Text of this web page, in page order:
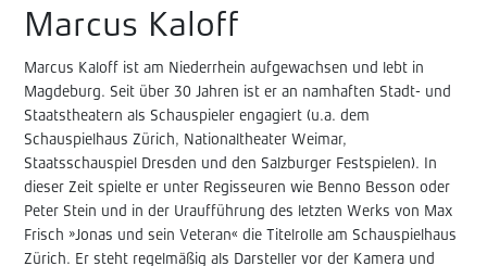
Marcus Kaloff
Marcus Kaloff ist am Niederrhein aufgewachsen und lebt in
Magdeburg. Seit über 30 Jahren ist er an namhaften Stadt- und
Staatstheatern als Schauspieler engagiert (u.a. dem
Schauspielhaus Zürich, Nationaltheater Weimar,
Staatsschauspiel Dresden und den Salzburger Festspielen). In
dieser Zeit spielte er unter Regisseuren wie Benno Besson oder
Peter Stein und in der Uraufführung des letzten Werks von Max
Frisch »Jonas und sein Veteran« die Titelrolle am Schauspielhaus
Zürich. Er steht regelmäßig als Darsteller vor der Kamera und